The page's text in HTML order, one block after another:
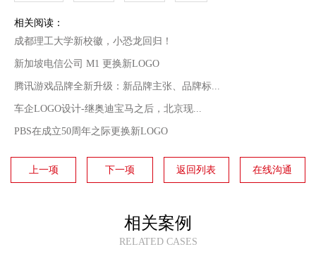
相关阅读：
成都理工大学新校徽，小恐龙回归！
新加坡电信公司 M1 更换新LOGO
腾讯游戏品牌全新升级：新品牌主张、品牌标...
车企LOGO设计-继奥迪宝马之后，北京现...
PBS在成立50周年之际更换新LOGO
上一项 下一项 返回列表 在线沟通
相关案例
RELATED CASES